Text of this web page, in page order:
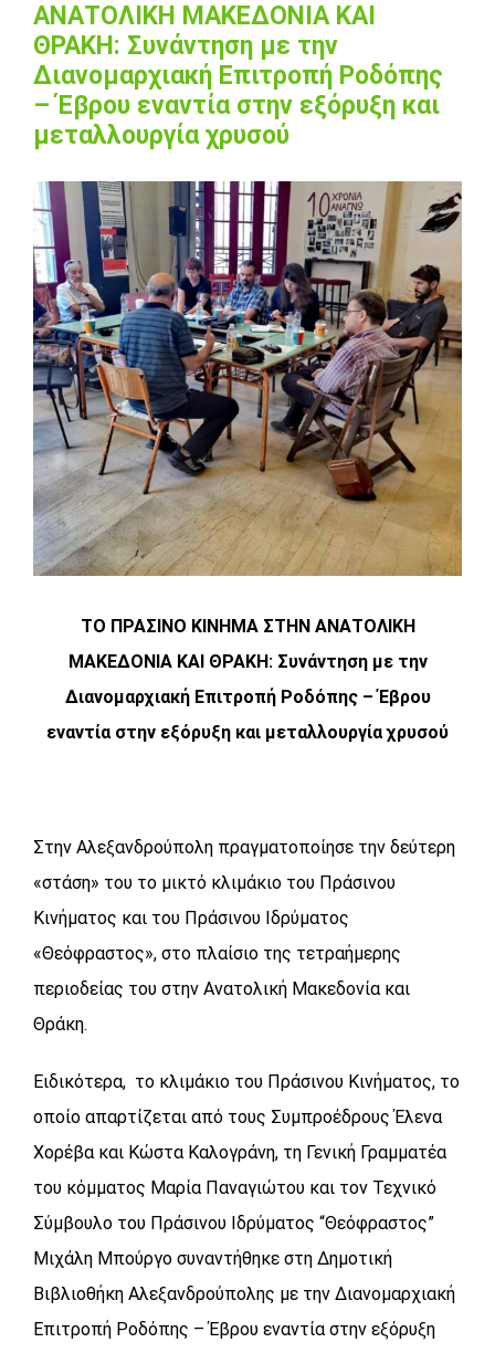
ΑΝΑΤΟΛΙΚΗ ΜΑΚΕΔΟΝΙΑ ΚΑΙ
ΘΡΑΚΗ: Συνάντηση με την
Διανομαρχιακή Επιτροπή Ροδόπης
– Έβρου εναντία στην εξόρυξη και
μεταλλουργία χρυσού
View
Larger
Image
ΤΟ ΠΡΑΣΙΝΟ ΚΙΝΗΜΑ ΣΤΗΝ ΑΝΑΤΟΛΙΚΗ
ΜΑΚΕΔΟΝΙΑ ΚΑΙ ΘΡΑΚΗ: Συνάντηση με την
Διανομαρχιακή Επιτροπή Ροδόπης – Έβρου
εναντία στην εξόρυξη και μεταλλουργία χρυσού
Στην Αλεξανδρούπολη πραγματοποίησε την δεύτερη
«στάση» του το μικτό κλιμάκιο του Πράσινου
Κινήματος και του Πράσινου Ιδρύματος
«Θεόφραστος», στο πλαίσιο της τετραήμερης
περιοδείας του στην Ανατολική Μακεδονία και
Θράκη.
Ειδικότερα, το κλιμάκιο του Πράσινου Κινήματος, το
οποίο απαρτίζεται από τους Συμπροέδρους Έλενα
Χορέβα και Κώστα Καλογράνη, τη Γενική Γραμματέα
του κόμματος Μαρία Παναγιώτου και τον Τεχνικό
Σύμβουλο του Πράσινου Ιδρύματος “Θεόφραστος”
Μιχάλη Μπούργο συναντήθηκε στη Δημοτική
Βιβλιοθήκη Αλεξανδρούπολης με την Διανομαρχιακή
Επιτροπή Ροδόπης – Έβρου εναντία στην εξόρυξη